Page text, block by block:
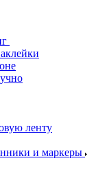
ленту
и маркеры